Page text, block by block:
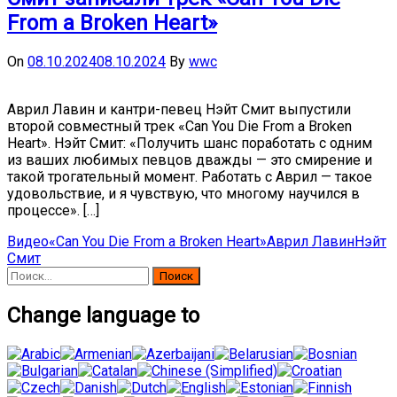
From a Broken Heart»
On 08.10.202408.10.2024 By wwc
Аврил Лавин и кантри-певец Нэйт Смит выпустили
второй совместный трек «Can You Die From a Broken
Heart». Нэйт Смит: «Получить шанс поработать с одним
из ваших любимых певцов дважды — это смирение и
такой трогательный момент. Работать с Аврил — такое
удовольствие, и я чувствую, что многому научился в
процессе». […]
Видео«Can You Die From a Broken Heart»Аврил ЛавинНэйт
Смит
Найти:
Change language to